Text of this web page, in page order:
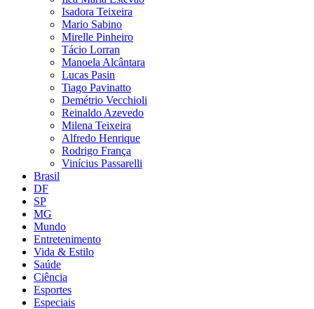
Isadora Teixeira
Mario Sabino
Mirelle Pinheiro
Tácio Lorran
Manoela Alcântara
Lucas Pasin
Tiago Pavinatto
Demétrio Vecchioli
Reinaldo Azevedo
Milena Teixeira
Alfredo Henrique
Rodrigo França
Vinícius Passarelli
Brasil
DF
SP
MG
Mundo
Entretenimento
Vida & Estilo
Saúde
Ciência
Esportes
Especiais